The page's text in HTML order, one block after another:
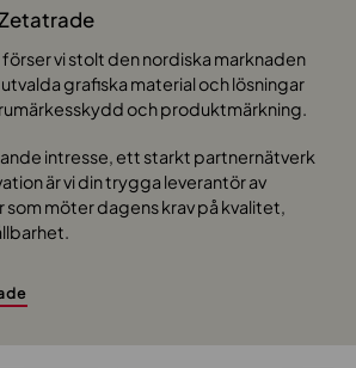
förser vi stolt den nordiska marknaden
grafiska material och lösningar
och produktmärkning.
intresse, ett starkt partnernätverk
är vi din trygga leverantör av
som möter dagens krav på kvalitet,